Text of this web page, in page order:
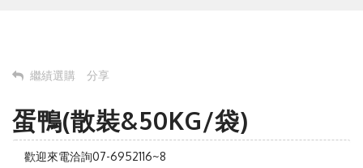
繼績選購 分享
蛋鴨(散裝&50KG/袋)
歡迎來電洽詢07-6952116~8